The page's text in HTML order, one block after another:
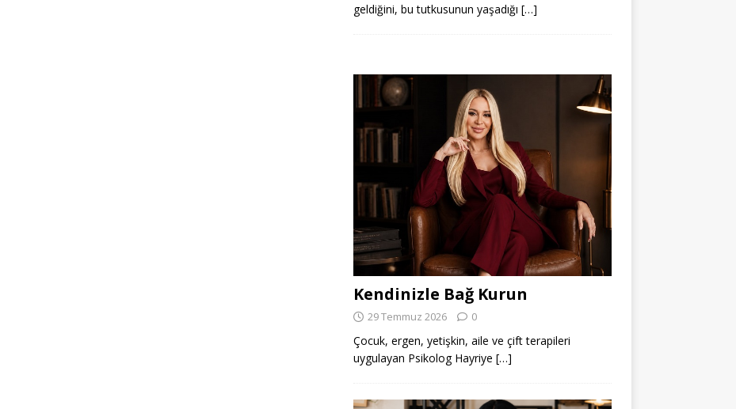
geldiğini, bu tutkusunun yaşadığı […]
Kendinizle Bağ Kurun
29 Temmuz 2026 0
Çocuk, ergen, yetişkin, aile ve çift terapileri
uygulayan Psikolog Hayriye […]